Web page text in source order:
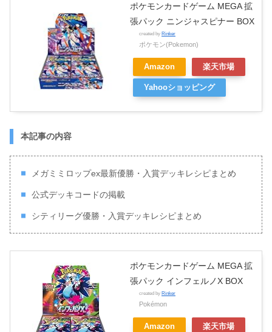
ポケモンカードゲーム MEGA 拡
張パック ニンジャスピナー BOX
created by Rinker
ポケモン(Pokemon)
Amazon 楽天市場
Yahooショッピング
本記事の内容
メガミミロップex最新優勝・入賞デッキレシピまとめ
公式デッキコードの掲載
シティリーグ優勝・入賞デッキレシピまとめ
ポケモンカードゲーム MEGA 拡
張パック インフェルノX BOX
created by Rinker
Pokémon
Amazon 楽天市場